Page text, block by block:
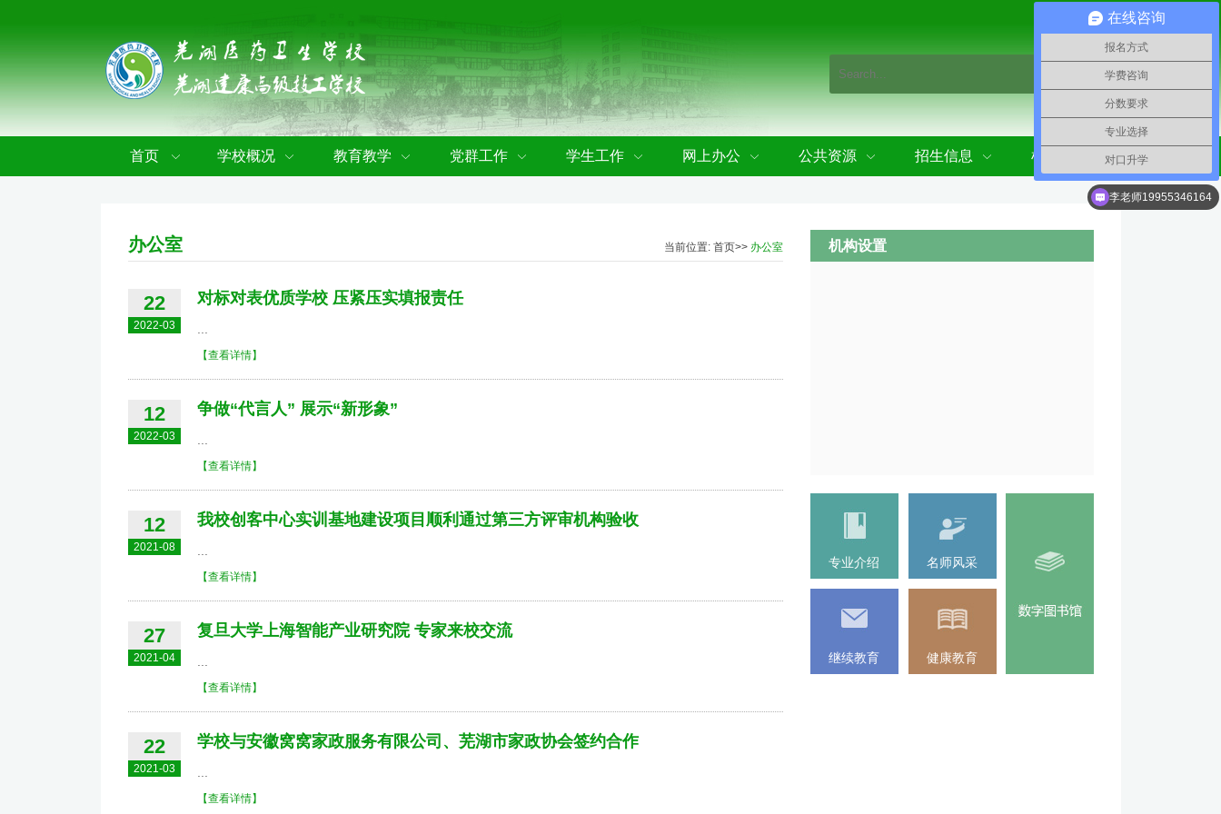
首页 学校概况 教育教学 党群工作 学生工作 网上办公 公共资源 招生信息 机构设置
办公室 当前位置: 首页>> 办公室
22
2022-03
对标对表优质学校 压紧压实填报责任
【查看详情】
12
2022-03
争做“代言人” 展示“新形象”
【查看详情】
12
2021-08
我校创客中心实训基地建设项目顺利通过第三方评审机构验收
【查看详情】
27
2021-04
复旦大学上海智能产业研究院 专家来校交流
【查看详情】
22
2021-03
学校与安徽窝窝家政服务有限公司、芜湖市家政协会签约合作
【查看详情】
机构设置
专业介绍 名师风采
继续教育 健康教育
在线咨询
报名方式
学费咨询
分数要求
专业选择
对口升学
李老师19955346164